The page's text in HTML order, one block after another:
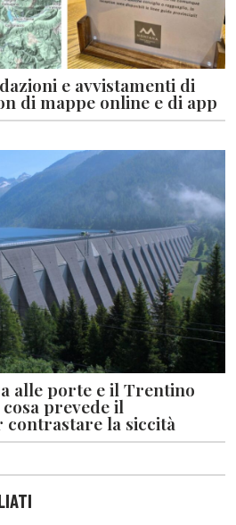
e avvistamenti di
di mappe online e di app
alle porte e il Trentino
prevede il
la siccità